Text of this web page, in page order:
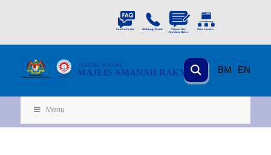
BM EN
MAJLIS AMANAH RAKYAT
PORTAL RASMI
KEMENTERIAN
KEMAJUAN DESA DAN WILA YAH
Menu